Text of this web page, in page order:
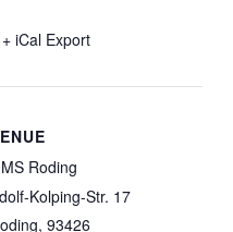
+ iCal Export
Roding
Kolping-Str. 17
, 93426